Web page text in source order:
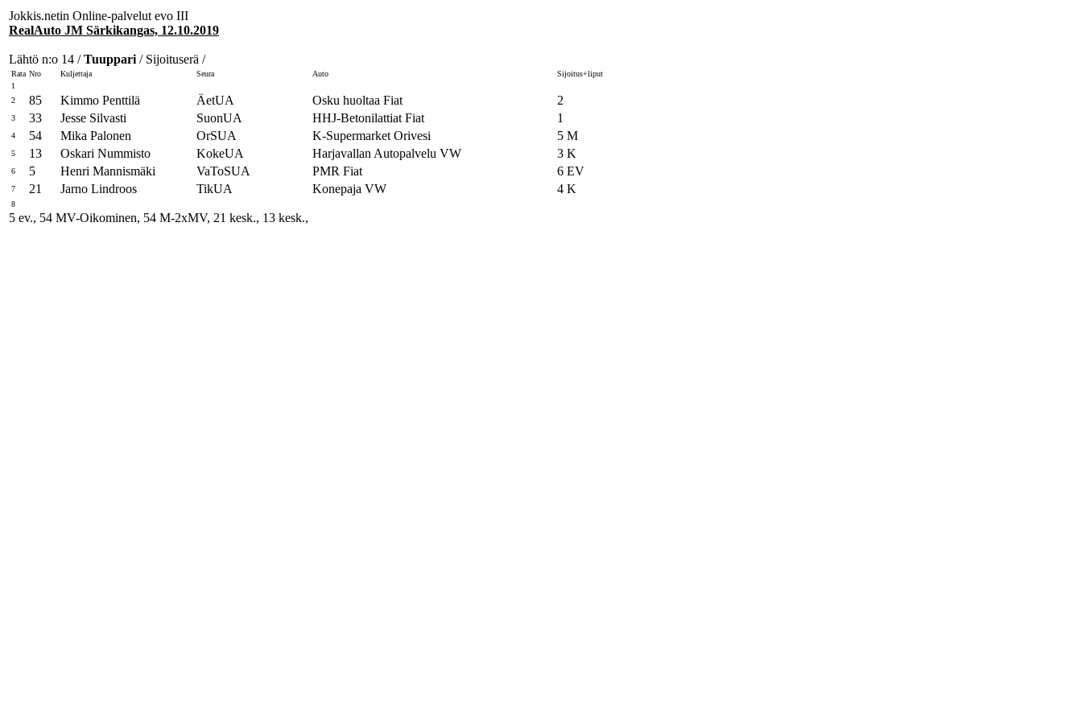
Jokkis.netin Online-palvelut evo III
RealAuto JM Särkikangas, 12.10.2019
Lähtö n:o 14 /Tuuppari / Sijoituserä /
Rata Nro Kuljettaja Seura Auto
Sijoitus+liput
1
2
85 Kimmo Penttilä ÄetUA Osku huoltaa Fiat 2
3 33 Jesse Silvasti SuonUA HHJ-Betonilattiat Fiat 1
4 54 Mika Palonen OrSUA K-Supermarket Orivesi 5 M
5 13 Oskari Nummisto KokeUA Harjavallan Autopalvelu VW 3 K
6 5 Henri Mannismäki VaToSUA PMR Fiat 6 EV
7 21 Jarno Lindroos TikUA Konepaja VW 4 K
8
5 ev., 54 MV-Oikominen, 54 M-2xMV, 21 kesk., 13 kesk.,